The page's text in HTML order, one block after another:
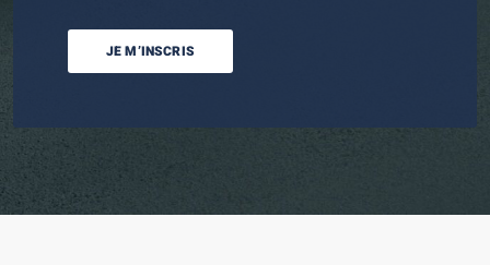
JE M’INSCRIS